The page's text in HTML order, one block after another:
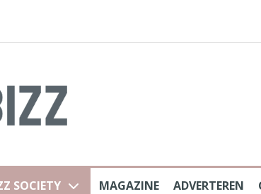
SOCIETY MAGAZINE ADVERTEREN